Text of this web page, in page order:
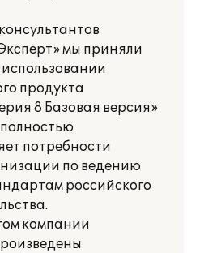
мы приняли
продукта
8 Базовая версия»
потребности
по ведению
российского
компании